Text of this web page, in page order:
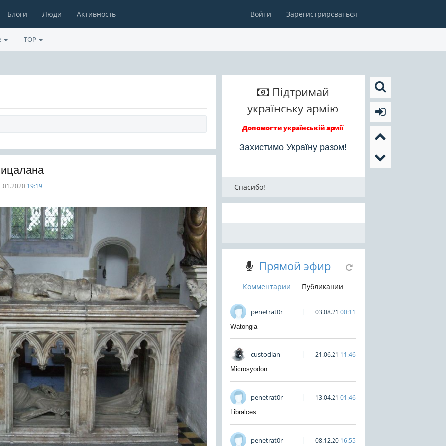
Блоги Люди Активность Войти Зарегистрироваться
TOP
19:19
Підтримай
українську армію
Допомогти українській армії
Захистимо Україну разом!
Спасибо!
Прямой эфир
Комментарии Публикации
penetrat0r 03.08.21 00:11
Watongia
custodian 21.06.21 11:46
Microsyodon
penetrat0r 13.04.21 01:46
Libralces
penetrat0r 08.12.20 16:55